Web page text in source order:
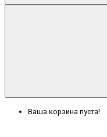
Ваша корзина пуста!